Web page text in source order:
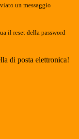
un messaggio
il reset della password
di posta elettronica!